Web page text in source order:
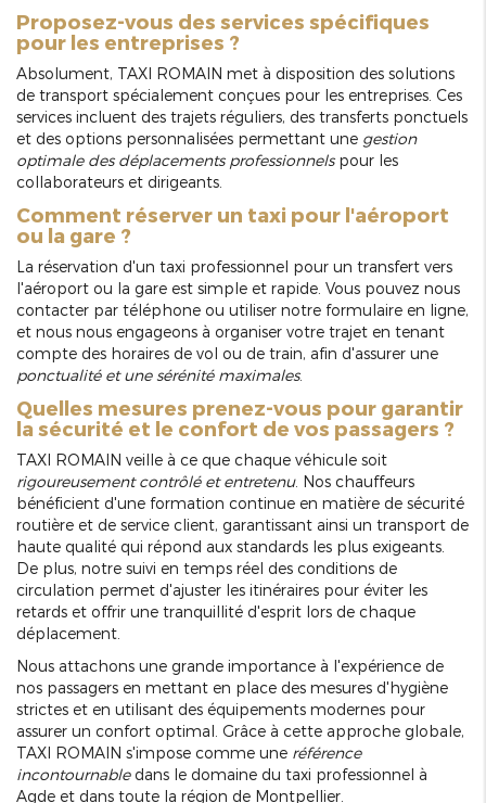
Proposez-vous des services spécifiques
pour les entreprises ?
Absolument, TAXI ROMAIN met à disposition des solutions
de transport spécialement conçues pour les entreprises. Ces
services incluent des trajets réguliers, des transferts ponctuels
et des options personnalisées permettant une gestion
optimale des déplacements professionnelspour les
collaborateurs et dirigeants.
Comment réserver un taxi pour l'aéroport
ou la gare ?
La réservation d'un taxi professionnel pour un transfert vers
l'aéroport ou la gare est simple et rapide. Vous pouvez nous
contacter par téléphone ou utiliser notre formulaire en ligne,
et nous nous engageons à organiser votre trajet en tenant
compte des horaires de vol ou de train, afin d'assurer une
ponctualité et une sérénité maximales.
Quelles mesures prenez-vous pour garantir
la sécurité et le confort de vos passagers ?
TAXI ROMAIN veille à ce que chaque véhicule soit
rigoureusement contrôlé et entretenu. Nos chauffeurs
bénéficient d'une formation continue en matière de sécurité
routière et de service client, garantissant ainsi un transport de
haute qualité qui répond aux standards les plus exigeants.
De plus, notre suivi en temps réel des conditions de
circulation permet d'ajuster les itinéraires pour éviter les
retards et offrir une tranquillité d'esprit lors de chaque
déplacement.
Nous attachons une grande importance à l'expérience de
nos passagers en mettant en place des mesures d'hygiène
strictes et en utilisant des équipements modernes pour
assurer un confort optimal. Grâce à cette approche globale,
TAXI ROMAIN s'impose comme une référence
incontournabledans le domaine du taxi professionnel à
Agde et dans toute la région de Montpellier.